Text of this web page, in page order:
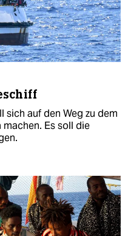
sich auf den Weg zu dem
Es soll die